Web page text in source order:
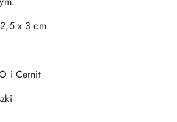
x 3 cm
i Cernit